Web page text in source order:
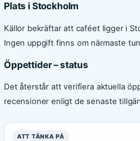
Plats i Stockholm
Källor bekräftar att caféet ligger i
Ingen uppgift finns om närmaste
Öppettider – status
Det återstår att verifiera aktuella
recensioner enligt de senaste
ATT TÄNKA PÅ